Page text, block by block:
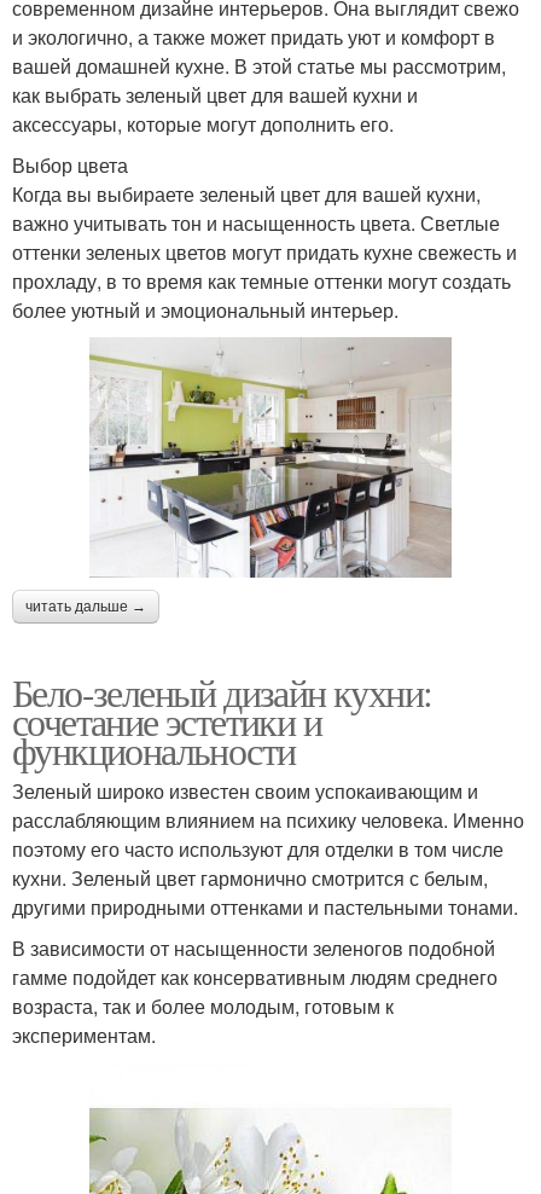
современном дизайне интерьеров. Она выглядит свежо
и экологично, а также может придать уют и комфорт в
вашей домашней кухне. В этой статье мы рассмотрим,
как выбрать зеленый цвет для вашей кухни и
аксессуары, которые могут дополнить его.
Выбор цвета
Когда вы выбираете зеленый цвет для вашей кухни,
важно учитывать тон и насыщенность цвета. Светлые
оттенки зеленых цветов могут придать кухне свежесть и
прохладу, в то время как темные оттенки могут создать
более уютный и эмоциональный интерьер.
читать дальше →
Бело-зеленый дизайн кухни:
сочетание эстетики и
функциональности
Зеленый широко известен своим успокаивающим и
расслабляющим влиянием на психику человека. Именно
поэтому его часто используют для отделки в том числе
кухни. Зеленый цвет гармонично смотрится с белым,
другими природными оттенками и пастельными тонами.
В зависимости от насыщенности зеленогов подобной
гамме подойдет как консервативным людям среднего
возраста, так и более молодым, готовым к
экспериментам.